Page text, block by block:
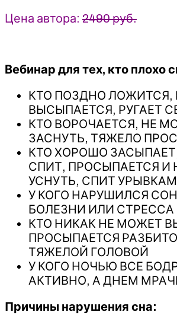
Цена автора: 2490 руб.
Вебинар для тех, кто плохо
КТО ПОЗДНО ЛОЖИТСЯ,
ВЫСЫПАЕТСЯ, РУГАЕТ
КТО ВОРОЧАЕТСЯ, НЕ
ЗАСНУТЬ, ТЯЖЕЛО
КТО ХОРОШО
СПИТ, ПРОСЫПАЕТСЯ И
УСНУТЬ, СПИТ
У КОГО НАРУШИЛСЯ
БОЛЕЗНИ ИЛИ СТРЕССА
КТО НИКАК НЕ МОЖЕТ
ПРОСЫПАЕТСЯ
ТЯЖЕЛОЙ ГОЛОВОЙ
У КОГО НОЧЬЮ ВСЕ
АКТИВНО, А ДНЕМ
Причины нарушения сна: